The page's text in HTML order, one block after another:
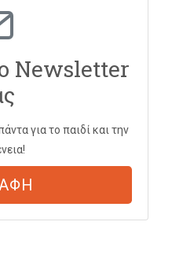
Newsletter
για το παιδί και την